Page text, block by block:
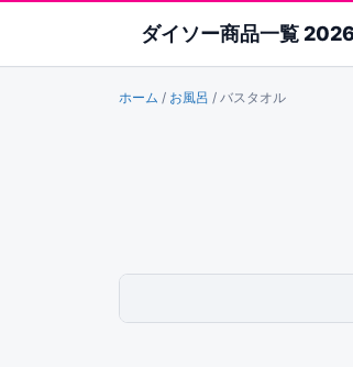
ダイソー商品一覧
ホーム / お風呂 / バスタオル